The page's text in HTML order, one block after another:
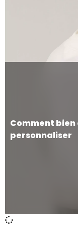
Comment bien
personnaliser